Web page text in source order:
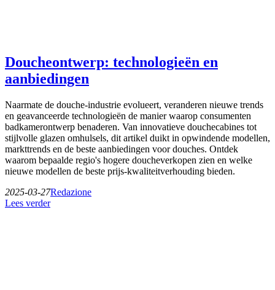
Doucheontwerp: technologieën en
aanbiedingen
Naarmate de douche-industrie evolueert, veranderen nieuwe trends
en geavanceerde technologieën de manier waarop consumenten
badkamerontwerp benaderen. Van innovatieve douchecabines tot
stijlvolle glazen omhulsels, dit artikel duikt in opwindende modellen,
markttrends en de beste aanbiedingen voor douches. Ontdek
waarom bepaalde regio's hogere doucheverkopen zien en welke
nieuwe modellen de beste prijs-kwaliteitverhouding bieden.
2025-03-27Redazione
Lees verder